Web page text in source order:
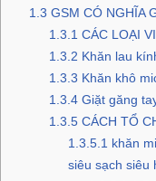
1.3 GSM CÓ NGHĨA
1.3.1 CÁC LOẠI
1.3.2 Khăn lau
1.3.3 Khăn khô
1.3.4Giặt găng
1.3.5CÁCH TỔ
1.3.5.1 khăn
siêu sạch siêu